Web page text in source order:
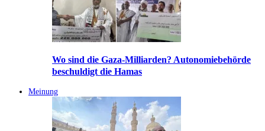
Wo sind die Gaza-Milliarden? Autonomiebehörde
beschuldigt die Hamas
Meinung